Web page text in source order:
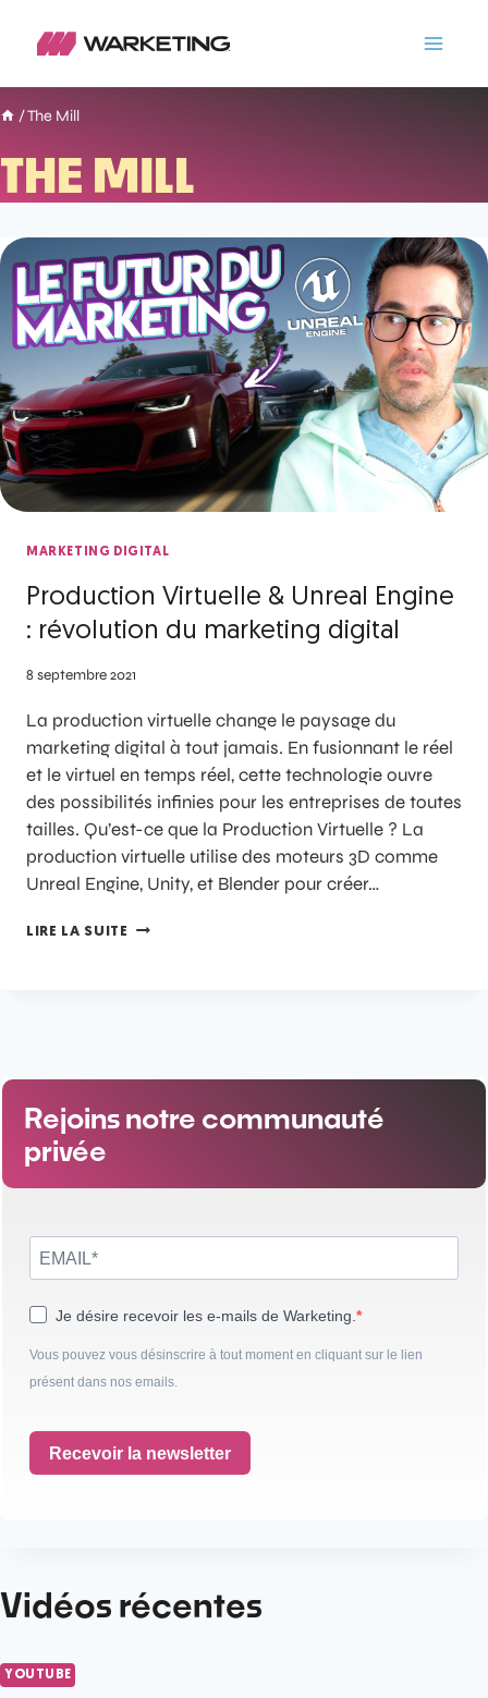
/The Mill
THE MILL
MARKETING DIGITAL
Production Virtuelle & Unreal Engine
: révolution du marketing digital
8 septembre 2021
La production virtuelle change le paysage du
marketing digital à tout jamais. En fusionnant le réel
et le virtuel en temps réel, cette technologie ouvre
des possibilités infinies pour les entreprises de toutes
tailles. Qu’est-ce que la Production Virtuelle ? La
production virtuelle utilise des moteurs 3D comme
Unreal Engine, Unity, et Blender pour créer…
LIRE LA SUITE
Rejoins notre communauté
privée
Je désire recevoir les e-mails de Warketing.
Vous pouvez vous désinscrire à tout moment en cliquant sur le lien
présent dans nos emails.
Recevoir la newsletter
Vidéos récentes
YOUTUBE